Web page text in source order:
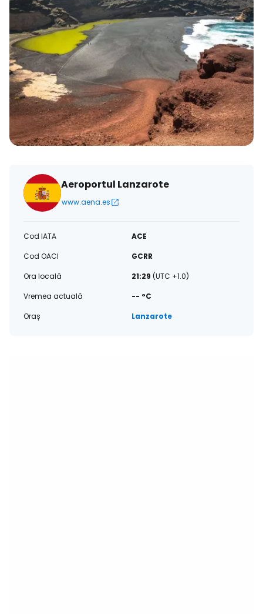
Aeroportul Lanzarote
www.aena.es
Cod IATA
ACE
Cod OACI
GCRR
Ora locală
21:29 (UTC +1.0)
Vremea actuală
-- °C
Oraș
Lanzarote